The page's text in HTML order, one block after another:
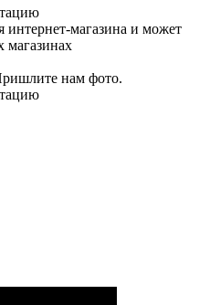
интернет-магазина и может
магазинах
нам фото.